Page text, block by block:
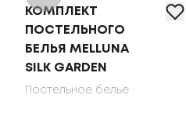
КОМПЛЕКТ
ПОСТЕЛЬНОГО
БЕЛЬЯ MELLUNA
SILK GARDEN
Постельное белье